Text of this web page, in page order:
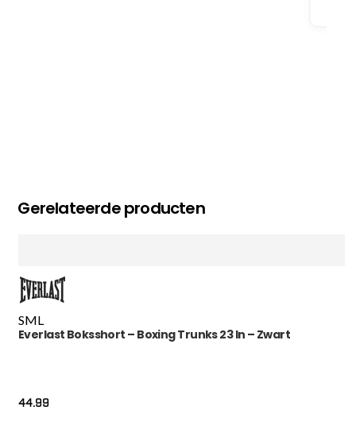
Gerelateerde producten
SML
Everlast Boksshort – Boxing Trunks 23 In – Zwart
44.99